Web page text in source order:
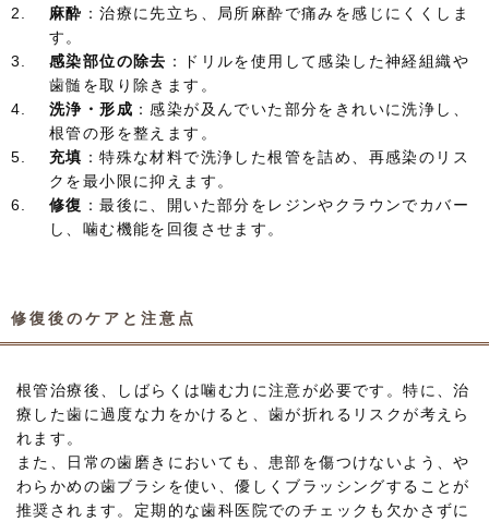
麻酔 ：治療に先立ち、局所麻酔で痛みを感じにくくしま
す。
感染部位の除去 ：ドリルを使用して感染した神経組織や
歯髄を取り除きます。
洗浄・形成 ：感染が及んでいた部分をきれいに洗浄し、
根管の形を整えます。
充填 ：特殊な材料で洗浄した根管を詰め、再感染のリス
クを最小限に抑えます。
修復 ：最後に、開いた部分をレジンやクラウンでカバー
し、噛む機能を回復させます。
修復後のケアと注意点
根管治療後、しばらくは噛む力に注意が必要です。特に、治
療した歯に過度な力をかけると、歯が折れるリスクが考えら
れます。
また、日常の歯磨きにおいても、患部を傷つけないよう、や
わらかめの歯ブラシを使い、優しくブラッシングすることが
推奨されます。定期的な歯科医院でのチェックも欠かさずに